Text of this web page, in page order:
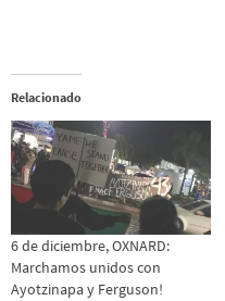
Relacionado
6 de diciembre, OXNARD:
Marchamos unidos con
Ayotzinapa y Ferguson!